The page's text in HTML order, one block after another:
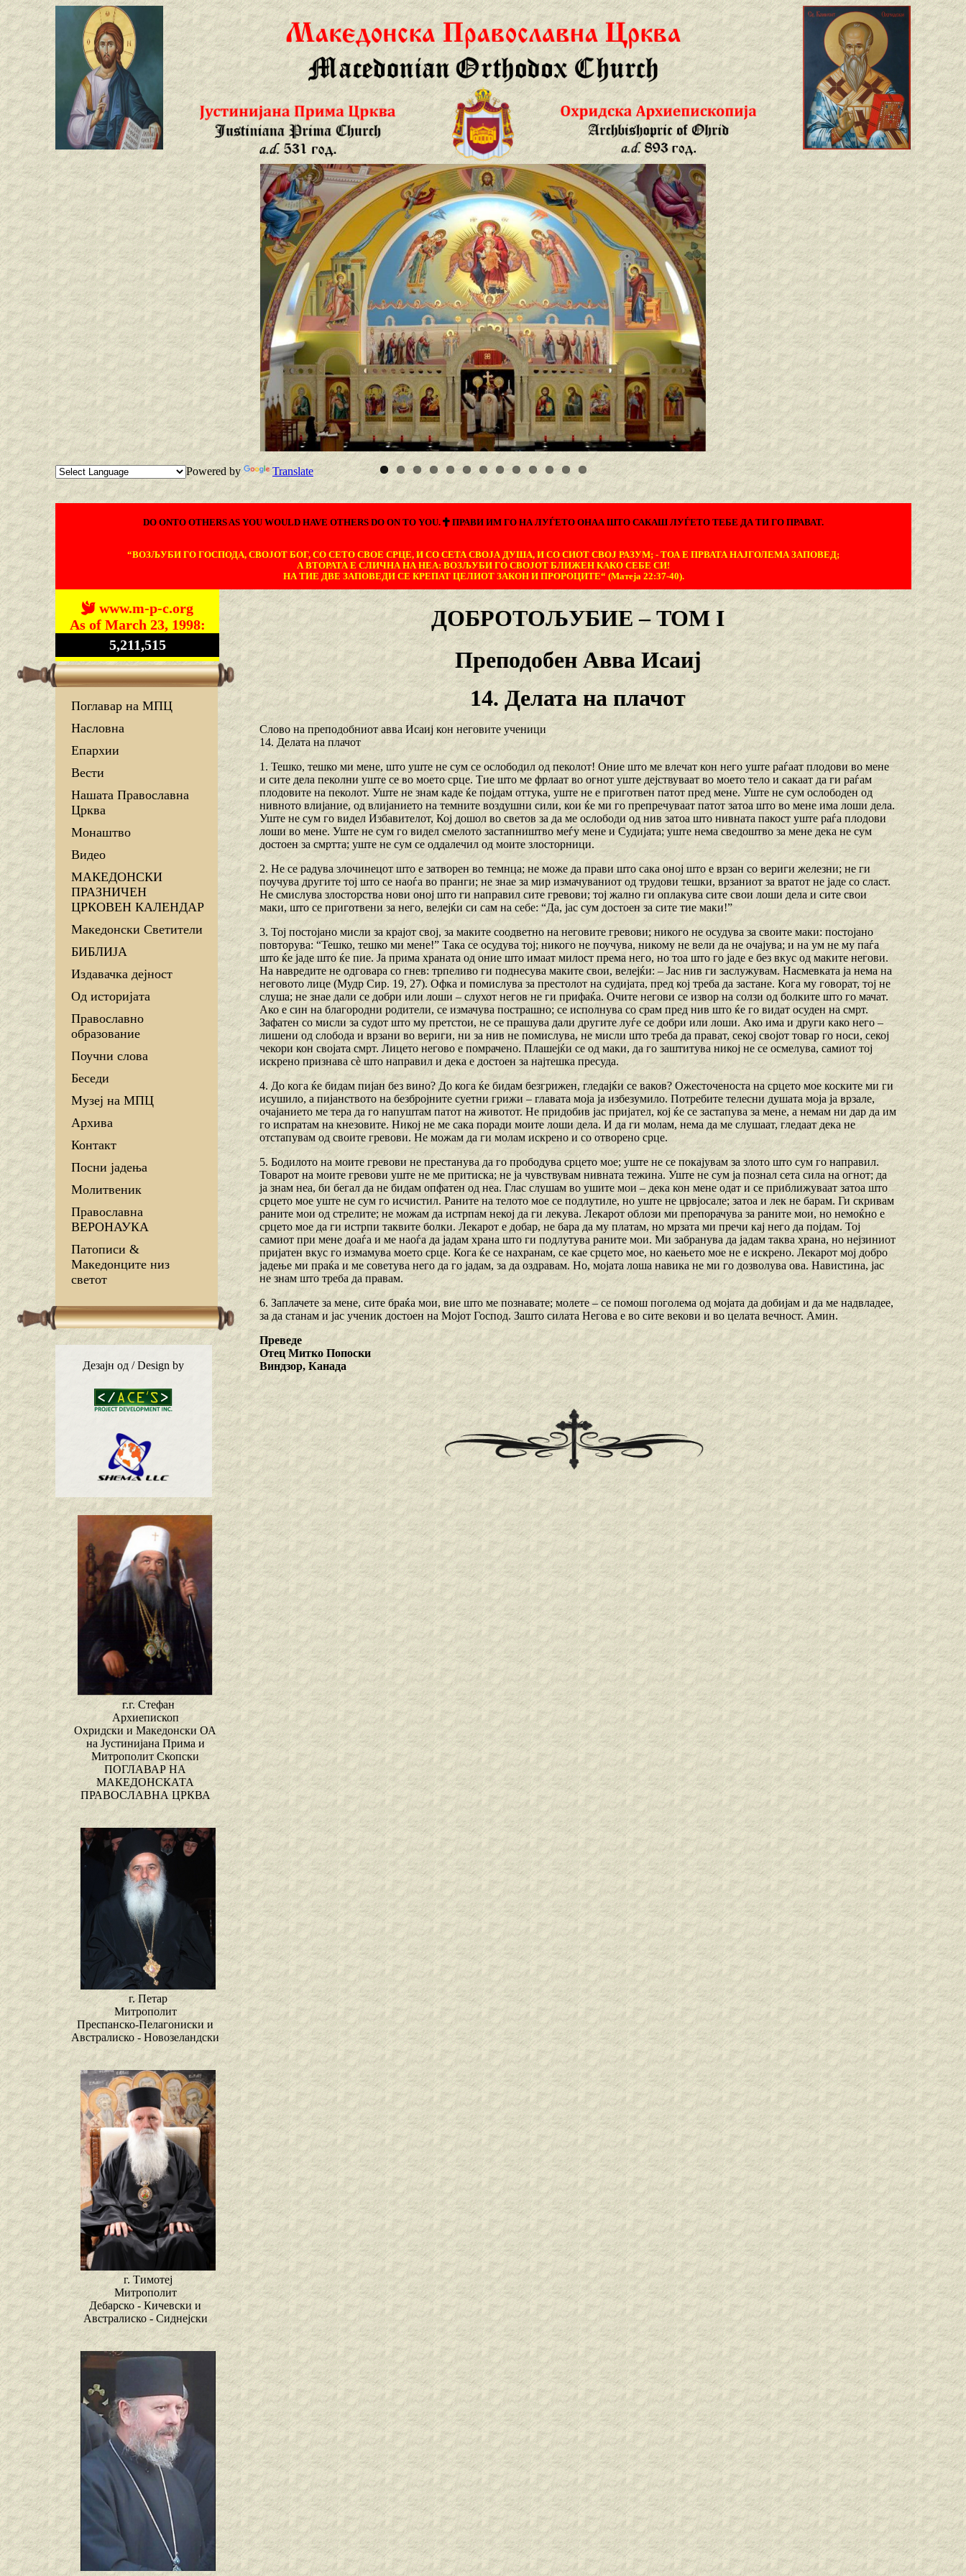
Powered by Translate
DO ONTO OTHERS AS YOU WOULD HAVE OTHERS DO ON TO YOU. ПРАВИ ИМ ГО НА ЛУЃЕТО ОНАА ШТО САКАШ ЛУЃЕТО ТЕБЕ ДА ТИ ГО ПРАВАТ.
“ВОЗЉУБИ ГО ГОСПОДА, СВОЈОТ БОГ, СО СЕТО СВОЕ СРЦЕ, И СО СЕТА СВОЈА ДУША, И СО СИОТ СВОЈ РАЗУМ; - ТОА Е ПРВАТА НАЈГОЛЕМА ЗАПОВЕД;
А ВТОРАТА Е СЛИЧНА НА НЕА: ВОЗЉУБИ ГО СВОЈОТ БЛИЖЕН КАКО СЕБЕ СИ!
НА ТИЕ ДВЕ ЗАПОВЕДИ СЕ КРЕПАТ ЦЕЛИОТ ЗАКОН И ПРОРОЦИТЕ“ (Матеја 22:37-40).
www.m-p-c.org
As of March 23, 1998:
5,211,515
Поглавар на МПЦ
Насловна
Епархии
Вести
Нашата Православна
Црква
Монаштво
Видео
МАКЕДОНСКИ
ПРАЗНИЧЕН
ЦРКОВЕН КАЛЕНДАР
Македонски Светители
БИБЛИЈА
Издавачка дејност
Од историјата
Православно
образование
Поучни слова
Беседи
Музеј на МПЦ
Архива
Контакт
Посни јадења
Молитвеник
Православна
ВЕРОНАУКА
Патописи &
Македонците низ
светот
Дезајн од / Design by
г.г. Стефан
Архиепископ
Охридски и Македонски ОА
на Јустинијана Прима и
Митрополит Скопски
ПОГЛАВАР НА
МАКЕДОНСКАТА
ПРАВОСЛАВНА ЦРКВА
г. Петар
Митрополит
Преспанско-Пелагониски и
Австралиско - Новозеландски
г. Тимотеј
Митрополит
Дебарско - Кичевски и
Австралиско - Сиднејски
ДОБРОТОЉУБИЕ – TOM I
Преподобен Авва Исаиј
14. Делата на плачот
Слово на преподобниот авва Исаиј кон неговите ученици
14. Делата на плачот
1. Тешко, тешко ми мене, што уште не сум се ослободил од пеколот! Оние што ме влечат кон него уште раѓаат плодови во мене
и сите дела пеколни уште се во моето срце. Тие што ме фрлаат во огнот уште дејствуваат во моето тело и сакаат да ги раѓам
плодовите на пеколот. Уште не знам каде ќе појдам оттука, уште не е приготвен патот пред мене. Уште не сум ослободен од
нивното влијание, од влијанието на темните воздушни сили, кои ќе ми го препречуваат патот затоа што во мене има лоши дела.
Уште не сум го видел Избавителот, Кој дошол во светов за да ме ослободи од нив затоа што нивната пакост уште раѓа плодови
лоши во мене. Уште не сум го видел смелото застапништво меѓу мене и Судијата; уште нема сведоштво за мене дека не сум
достоен за смртта; уште не сум се оддалечил од моите злосторници.
2. Не се радува злочинецот што е затворен во темнца; не може да прави што сака оној што е врзан со вериги железни; не ги
поучува другите тој што се наоѓа во пранги; не знае за мир измачуваниот од трудови тешки, врзаниот за вратот не јаде со сласт.
Не смислува злосторства нови оној што ги направил сите гревови; тој жално ги оплакува сите свои лоши дела и сите свои
маки, што се приготвени за него, велејќи си сам на себе: “Да, јас сум достоен за сите тие маки!”
3. Тој постојано мисли за крајот свој, за маките соодветно на неговите гревови; никого не осудува за своите маки: постојано
повторува: “Тешко, тешко ми мене!” Така се осудува тој; никого не поучува, никому не вели да не очајува; и на ум не му паѓа
што ќе јаде што ќе пие. Ја прима храната од оние што имаат милост према него, но тоа што го јаде е без вкус од маките негови.
На навредите не одговара со гнев: трпеливо ги поднесува маките свои, велејќи: – Јас нив ги заслужувам. Насмевката ја нема на
неговото лице (Мудр Сир. 19, 27). Офка и помислува за престолот на судијата, пред кој треба да застане. Кога му говорат, тој не
слуша; не знае дали се добри или лоши – слухот негов не ги прифаќа. Очите негови се извор на солзи од болките што го мачат.
Ако е син на благородни родители, се измачува пострашно; се исполнува со срам пред нив што ќе го видат осуден на смрт.
Зафатен со мисли за судот што му претстои, не се прашува дали другите луѓе се добри или лоши. Ако има и други како него –
лишени од слобода и врзани во вериги, ни за нив не помислува, не мисли што треба да прават, секој својот товар го носи, секој
чекори кон својата смрт. Лицето негово е помрачено. Плашејќи се од маки, да го заштитува никој не се осмелува, самиот тој
искрено признава сѐ што направил и дека е достоен за најтешка пресуда.
4. До кога ќе бидам пијан без вино? До кога ќе бидам безгрижен, гледајќи се ваков? Ожесточеноста на срцето мое коските ми ги
исушило, а пијанството на безбројните суетни грижи – главата моја ја избезумило. Потребите телесни душата моја ја врзале,
очајанието ме тера да го напуштам патот на животот. Не придобив јас пријател, кој ќе се застапува за мене, а немам ни дар да им
го испратам на кнезовите. Никој не ме сака поради моите лоши дела. И да ги молам, нема да ме слушаат, гледаат дека не
отстапувам од своите гревови. Не можам да ги молам искрено и со отворено срце.
5. Бодилото на моите гревови не престанува да го прободува срцето мое; уште не се покајувам за злото што сум го направил.
Товарот на моите гревови уште не ме притиска; не ја чувствувам нивната тежина. Уште не сум ја познал сета сила на огнот; да
ја знам неа, би бегал да не бидам опфатен од неа. Глас слушам во ушите мои – дека кон мене одат и се приближуваат затоа што
срцето мое уште не сум го исчистил. Раните на телото мое се подлутиле, но уште не црвјосале; затоа и лек не барам. Ги скривам
раните мои од стрелите; не можам да истрпам некој да ги лекува. Лекарот облози ми препорачува за раните мои, но немоќно е
срцето мое да ги истрпи таквите болки. Лекарот е добар, не бара да му платам, но мрзата ми пречи кај него да појдам. Тој
самиот при мене доаѓа и ме наоѓа да јадам храна што ги подлутува раните мои. Ми забранува да јадам таква храна, но нејзиниот
пријатен вкус го измамува моето срце. Кога ќе се нахранам, се кае срцето мое, но каењето мое не е искрено. Лекарот мој добро
јадење ми праќа и ме советува него да го јадам, за да оздравам. Но, мојата лоша навика не ми го дозволува ова. Навистина, јас
не знам што треба да правам.
6. Заплачете за мене, сите браќа мои, вие што ме познавате; молете – се помош поголема од мојата да добијам и да ме надвладее,
зa да станам и јас ученик достоен на Мојот Господ. Зашто силата Негова е во сите векови и во целата вечност. Амин.
Преведе
Отец Митко Попоски
Виндзор, Канада